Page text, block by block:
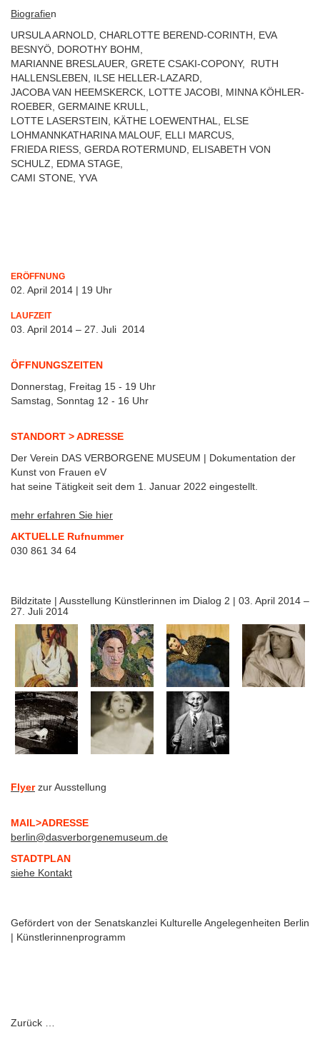
Biografien
URSULA ARNOLD, CHARLOTTE BEREND-CORINTH, EVA
BESNYÖ, DOROTHY BOHM,
MARIANNE BRESLAUER, GRETE CSAKI-COPONY, RUTH
HALLENSLEBEN, ILSE HELLER-LAZARD,
JACOBA VAN HEEMSKERCK, LOTTE JACOBI, MINNA KÖHLER-
ROEBER, GERMAINE KRULL,
LOTTE LASERSTEIN, KÄTHE LOEWENTHAL, ELSE
LOHMANNKATHARINA MALOUF, ELLI MARCUS,
FRIEDA RIESS, GERDA ROTERMUND, ELISABETH VON
SCHULZ, EDMA STAGE,
CAMI STONE, YVA
ERÖFFNUNG
02. April 2014 | 19 Uhr
LAUFZEIT
03. April 2014 – 27. Juli 2014
ÖFFNUNGSZEITEN
Donnerstag, Freitag 15 - 19 Uhr
Samstag, Sonntag 12 - 16 Uhr
STANDORT > ADRESSE
Der Verein DAS VERBORGENE MUSEUM | Dokumentation der
Kunst von Frauen eV
hat seine Tätigkeit seit dem 1. Januar 2022 eingestellt.
mehr erfahren Sie hier
AKTUELLE Rufnummer
030 861 34 64
Bildzitate | Ausstellung Künstlerinnen im Dialog 2 | 03. April 2014 –
27. Juli 2014
Flyerzur Ausstellung
MAIL>ADRESSE
berlin@dasverborgenemuseum.de
STADTPLAN
siehe Kontakt
Gefördert von der Senatskanzlei Kulturelle Angelegenheiten Berlin
| Künstlerinnenprogramm
Zurück